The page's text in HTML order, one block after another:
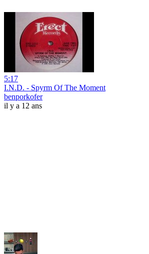
5:17
I.N.D. - Spyrm Of The Moment
benporkofer
il y a 12 ans